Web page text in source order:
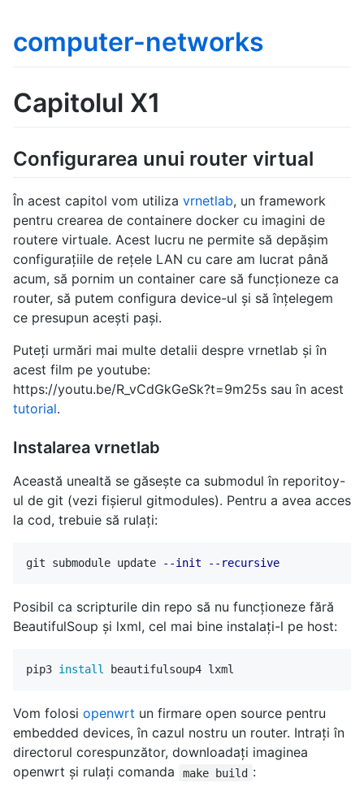
computer-networks
Capitolul X1
Configurarea unui router virtual
În acest capitol vom utiliza vrnetlab, un framework
pentru crearea de containere docker cu imagini de
routere virtuale. Acest lucru ne permite să depășim
configurațiile de rețele LAN cu care am lucrat până
acum, să pornim un container care să funcționeze ca
router, să putem configura device-ul și să înțelegem
ce presupun acești pași.
Puteți urmări mai multe detalii despre vrnetlab și în
acest film pe youtube:
https://youtu.be/R_vCdGkGeSk?t=9m25s sau în acest
tutorial.
Instalarea vrnetlab
Această unealtă se găsește ca submodul în reporitoy-
ul de git (vezi fișierul gitmodules). Pentru a avea acces
la cod, trebuie să rulați:
git submodule update --init --recursive
Posibil ca scripturile din repo să nu funcționeze fără
BeautifulSoup și lxml, cel mai bine instalați-l pe host:
pip3 install
Vom folosi openwrt un firmare open source pentru
embedded devices, în cazul nostru un router. Intrați în
directorul corespunzător, downloadați imaginea
openwrt și rulați comanda
make build :